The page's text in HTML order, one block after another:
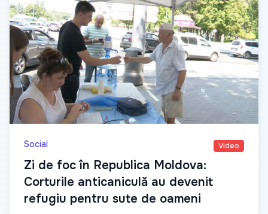
Social Video
Zi de foc în Republica Moldova:
Corturile anticaniculă au devenit
refugiu pentru sute de oameni